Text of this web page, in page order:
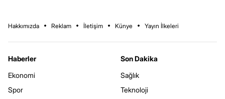
Hakkımızda Reklam İletişim Künye Yayın İlkeleri
Haberler
Ekonomi
Spor
Son Dakika
Sağlık
Teknoloji